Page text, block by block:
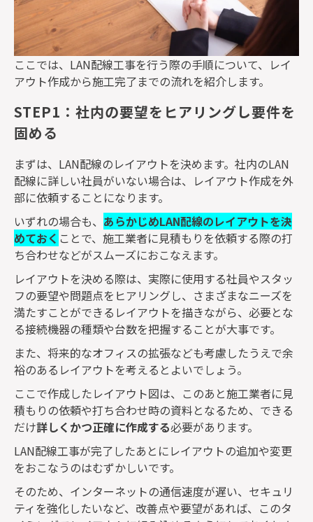
ここでは、 LAN配線工事を行う際の手順について、レイ
アウト作成から施工完了までの流れを紹介します。
STEP1：社内の要望をヒアリングし要件を
固める
まずは、 LAN配線のレイアウトを決めます。社内のLAN
配線に詳しい社員がいない場合は、レイアウト作成を外
部に依頼することになります。
いずれの場合も、 あらかじめLAN配線のレイアウトを決
めておく ことで、施工業者に見積もりを依頼する際の打
ち合わせなどがスムーズにおこなえます。
レイアウトを決める際は、実際に使用する社員やスタッ
フの要望や問題点をヒアリングし、さまざまなニーズを
満たすことができるレイアウトを描きながら、必要とな
る接続機器の種類や台数を把握することが大事です。
また、将来的なオフィスの拡張なども考慮したうえで余
裕のあるレイアウトを考えるとよいでしょう。
ここで作成したレイアウト図は、このあと施工業者に見
積もりの依頼や打ち合わせ時の資料となるため、できる
だけ詳しくかつ正確に作成する必要があります。
LAN配線工事が完了したあとにレイアウトの追加や変更
をおこなうのはむずかしいです。
そのため、インターネットの通信速度が遅い、セキュリ
ティを強化したいなど、改善点や要望があれば、このタ